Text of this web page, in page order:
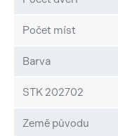
Počet míst
Barva
STK 202702
Země původu